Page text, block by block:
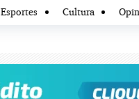
Esportes Cultura